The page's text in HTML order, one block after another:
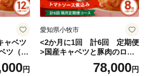
価を2年連続で受けました。
ふるさと寄附金」は、この魅力ある
すための取組みとして、小値賀のこ
にチャレンジできるようなプロジェ
の充実・海外修学旅行などといったこ
ャベツ
ツ（6P
円
愛知県小牧市
<2か月に1回 計6回 定期便
>国産キャベツと豚肉のロー
ルキャベツ（4P入り）
78,000円